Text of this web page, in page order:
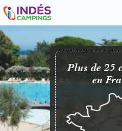
Plus de 25
en